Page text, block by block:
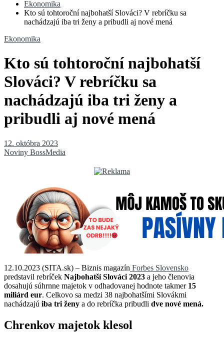
Ekonomika
Kto sú tohtoroční najbohatší Slováci? V rebríčku sa
nachádzajú iba tri ženy a pribudli aj nové mená
Ekonomika
Kto sú tohtoroční najbohatší
Slováci? V rebríčku sa
nachádzajú iba tri ženy a
pribudli aj nové mená
12. októbra 2023
Noviny BossMedia
12.10.2023 (SITA.sk) – Biznis magazín Forbes Slovensko
predstavil rebríček Najbohatší Slováci 2023 a jeho členovia
dosahujú súhrnne majetok v odhadovanej hodnote takmer15
miliárd eur. Celkovo sa medzi 38 najbohatšími Slovákmi
nachádzajú iba tri ženy a do rebríčka pribudli dve nové mená.
Chrenkov majetok klesol